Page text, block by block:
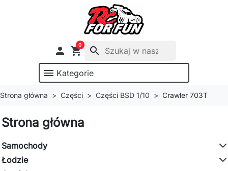
 shopping_cart
0
search
menu Kategorie
Strona główna Części Części BSD 1/10 Crawler 703T
Strona główna
Samochody
Łodzie